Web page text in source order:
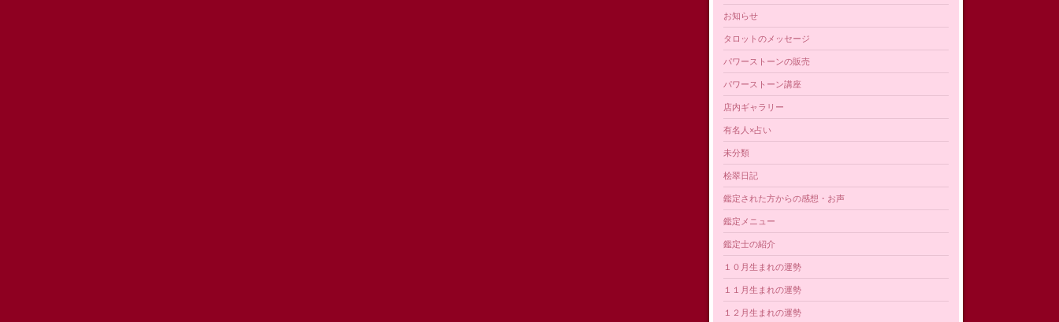
お知らせ
タロットのメッセージ
パワーストーンの販売
パワーストーン講座
店内ギャラリー
有名人×占い
未分類
桧翠日記
鑑定された方からの感想・お声
鑑定メニュー
鑑定士の紹介
１０月生まれの運勢
１１月生まれの運勢
１２月生まれの運勢